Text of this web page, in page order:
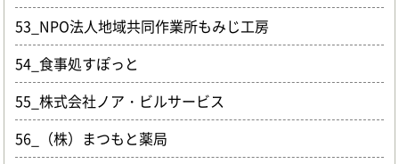
53_NPO法人地域共同作業所もみじ工房
54_食事処すぽっと
55_株式会社ノア・ビルサービス
56_（株）まつもと薬局